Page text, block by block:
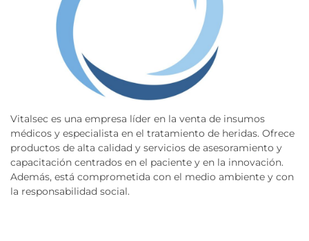
Vitalsec es una empresa líder en la venta de insumos
médicos y especialista en el tratamiento de heridas. Ofrece
productos de alta calidad y servicios de asesoramiento y
capacitación centrados en el paciente y en la innovación.
Además, está comprometida con el medio ambiente y con
la responsabilidad social.